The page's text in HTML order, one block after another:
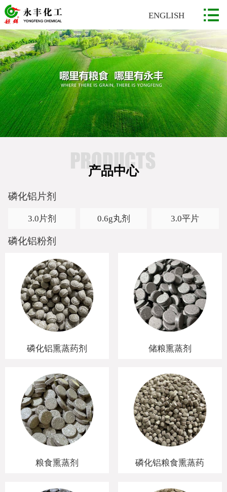
网站首页
关于永丰
公司简介
企业文化
荣誉资质
公司环境
磷化铝片剂
发货现场
ENGLISH 
产品中心
磷化铝片剂
3.0片剂 0.6g丸剂 3.0平片
磷化铝粉剂
磷化铝熏蒸药剂 储粮熏蒸剂
粮食熏蒸剂 磷化铝粮食熏蒸药